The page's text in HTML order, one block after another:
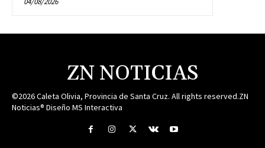
ZN NOTICIAS
©2026 Caleta Olivia, Provincia de Santa Cruz. All rights reserved.ZN
Noticias® Diseño MS Interactiva